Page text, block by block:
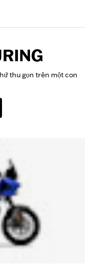
thu gọn trên một con